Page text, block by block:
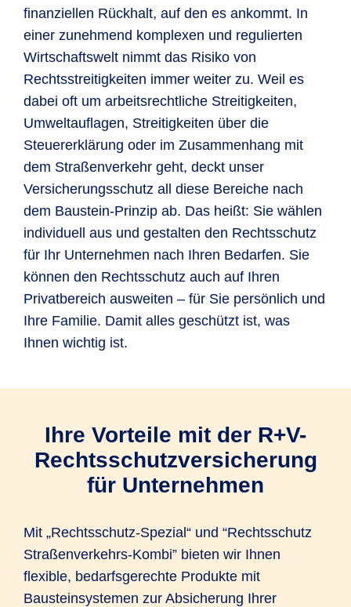
finanziellen Rückhalt, auf den es ankommt. In
einer zunehmend komplexen und regulierten
Wirtschaftswelt nimmt das Risiko von
Rechtsstreitigkeiten immer weiter zu. Weil es
dabei oft um arbeitsrechtliche Streitigkeiten,
Umweltauflagen, Streitigkeiten über die
Steuererklärung oder im Zusammenhang mit
dem Straßenverkehr geht, deckt unser
Versicherungsschutz all diese Bereiche nach
dem Baustein-Prinzip ab. Das heißt: Sie wählen
individuell aus und gestalten den Rechtsschutz
für Ihr Unternehmen nach Ihren Bedarfen. Sie
können den Rechtsschutz auch auf Ihren
Privatbereich ausweiten – für Sie persönlich und
Ihre Familie. Damit alles geschützt ist, was
Ihnen wichtig ist.
Ihre Vorteile mit der R+V-
Rechtsschutzversicherung
für Unternehmen
Mit „Rechtsschutz-Spezial“ und “Rechtsschutz
Straßenverkehrs-Kombi” bieten wir Ihnen
flexible, bedarfsgerechte Produkte mit
Bausteinsystemen zur Absicherung Ihrer